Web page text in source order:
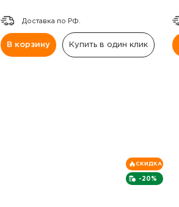
Доставка по РФ.
В корзину Купить в один клик
-20%
СКИДКА